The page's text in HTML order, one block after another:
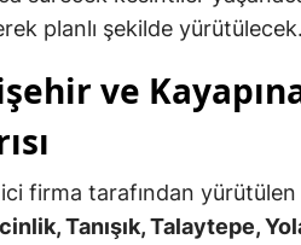
planlı şekilde yürütülecek.
ve
firma tarafından yürütülen
Tanışık, Talaytepe,